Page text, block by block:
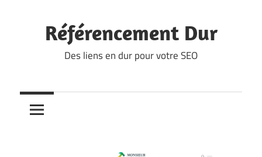
contentRéférencement Dur
Des liens en dur pour votre SEO